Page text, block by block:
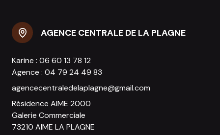
AGENCE CENTRALE DE LA PLAGNE
Karine : 06 60 13 78 12
Agence : 04 79 24 49 83
agencecentraledelaplagne@gmail.com
Résidence AIME 2000
Galerie Commerciale
73210 AIME LA PLAGNE